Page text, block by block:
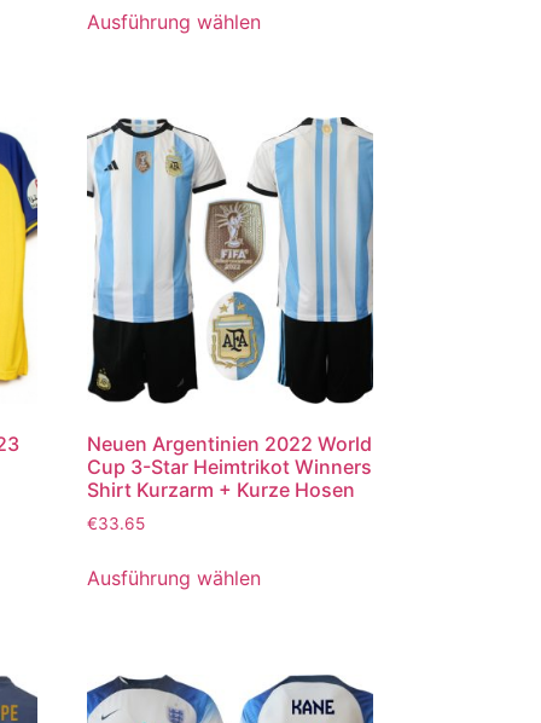
von 5
Ausführung wählen
Neuen Argentinien 2022 World
Cup 3-Star Heimtrikot Winners
Shirt Kurzarm + Kurze Hosen
€33.65
Ausführung wählen